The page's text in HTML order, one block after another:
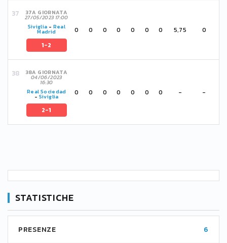
37A GIORNATA
27/05/2023 17:00
Siviglia - Real
Madrid
1-2
0 0 0 0 0 0 0 5,75 0
38A GIORNATA
04/06/2023
16:30
Real Sociedad
- Siviglia
2-1
0 0 0 0 0 0 0 - -
STATISTICHE
PRESENZE 6